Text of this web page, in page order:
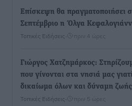
Επίσκεψη θα πραγματοποιήσει
Σεπτέμβριο η Όλγα
Τοπικές Ειδήσεις πριν 4 ώρες
Γιώργος Χατζημάρκος:
που γίνονται στα νησιά μας
δικαίωμα όλων και δύναμη ζωής
Τοπικές Ειδήσεις πριν 5 ώρες